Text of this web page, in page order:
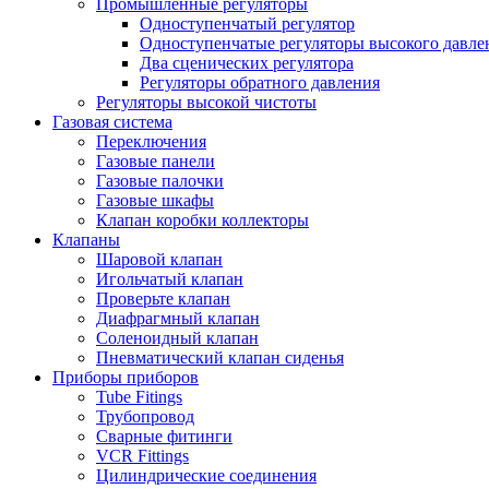
Одноступенчатый регулятор
Одноступенчатые регуляторы высокого
Два сценических регулятора
Регуляторы обратного давления
Регуляторы высокой чистоты
Газовая система
Переключения
Газовые панели
Газовые палочки
Газовые шкафы
Клапан коробки коллекторы
Клапаны
Шаровой клапан
Игольчатый клапан
Проверьте клапан
Диафрагмный клапан
Соленоидный клапан
Пневматический клапан сиденья
Приборы приборов
Tube Fitings
Трубопровод
Сварные фитинги
VCR Fittings
Цилиндрические соединения